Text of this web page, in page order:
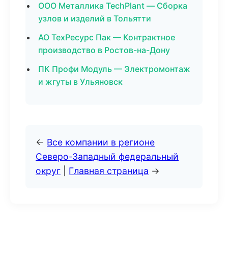
ООО Металлика TechPlant — Сборка
узлов и изделий в Тольятти
АО ТехРесурс Пак — Контрактное
производство в Ростов-на-Дону
ПК Профи Модуль — Электромонтаж
и жгуты в Ульяновск
← Все компании в регионе
Северо-Западный федеральный
округ
Главная страница →